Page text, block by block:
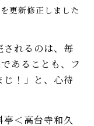
更新修正しました
されるのは、毎
あることも、フ
！」と、心待
亭＜高台寺和久